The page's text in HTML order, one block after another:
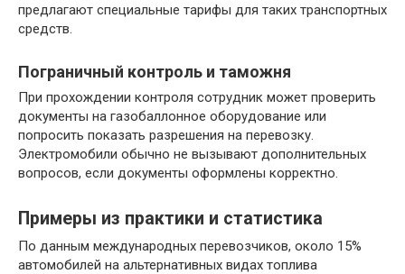
предлагают специальные тарифы для таких транспортных
средств.
Пограничный контроль и таможня
При прохождении контроля сотрудник может проверить
документы на газобаллонное оборудование или
попросить показать разрешения на перевозку.
Электромобили обычно не вызывают дополнительных
вопросов, если документы оформлены корректно.
Примеры из практики и статистика
По данным международных перевозчиков, около 15%
автомобилей на альтернативных видах топлива